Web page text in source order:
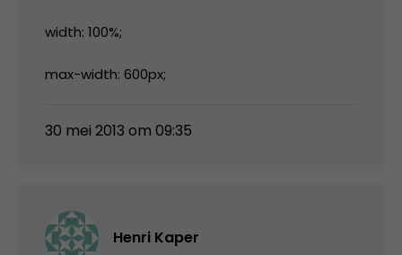
width: 100%;
max-width: 600px;
30 mei 2013 om 09:35
Henri Kaper